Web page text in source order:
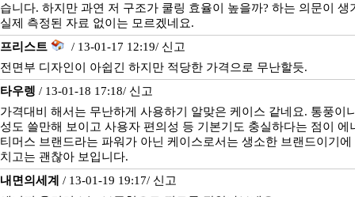
습니다. 하지만 과연 저 구조가 쿨링 효율이 높을까? 하는 의문이 생
실제 측정된 자료 없이는 모르겠네요.
프리스트
/ 13-01-17 12:19/ 신고
전면부 디자인이 아쉽긴 하지만 적당한 가격으로 무난할듯.
타우렝 / 13-01-18 17:18/ 신고
가격대비 해서는 무난하게 사용하기 알맞은 케이스 같네요. 통풍이
성도 쓸만해 보이고 사용자 편의성 등 기본기도 충실하다는 점이 에
티머스 브랜드라는 파워가 아닌 케이스로서는 생소한 브랜드이기에
치고는 괜찮아 보입니다.
내면의세계
/ 13-01-19 19:17/ 신고